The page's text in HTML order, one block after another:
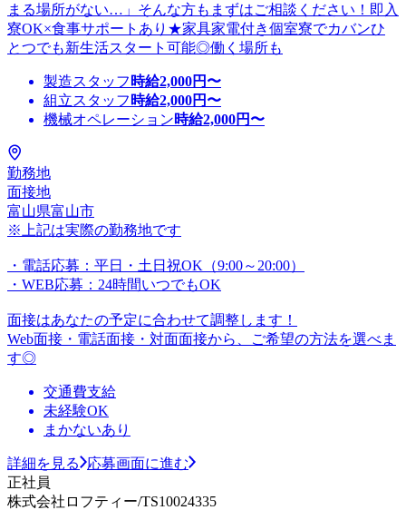
まる場所がない…」そんな方もまずはご相談ください！即入
寮OK×食事サポートあり★家具家電付き個室寮でカバンひ
とつでも新生活スタート可能◎働く場所も
製造スタッフ 時給2,000円〜
組立スタッフ 時給2,000円〜
機械オペレーション時給2,000円〜
勤務地
面接地
富山県富山市
※上記は実際の勤務地です
・電話応募：平日・土日祝OK（9:00～20:00）
・WEB応募：24時間いつでもOK
面接はあなたの予定に合わせて調整します！
Web面接・電話面接・対面面接から、ご希望の方法を選べま
す◎
交通費支給
未経験OK
まかないあり
詳細を見る
応募画面に進む
正社員
株式会社ロフティー/TS10024335